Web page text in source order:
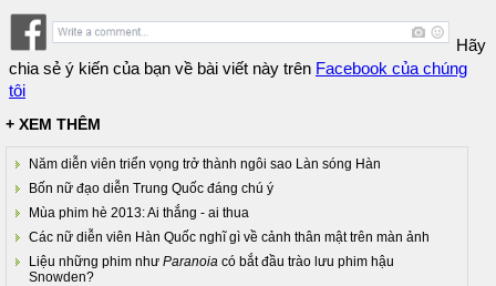
Hãy
chia sẻ ý kiến của bạn về bài viết này trên Facebook của chúng
tôi
+ XEM THÊM
Năm diễn viên triển vọng trở thành ngôi sao Làn sóng Hàn
Bốn nữ đạo diễn Trung Quốc đáng chú ý
Mùa phim hè 2013: Ai thắng - ai thua
Các nữ diễn viên Hàn Quốc nghĩ gì về cảnh thân mật trên màn ảnh
Liệu những phim như Paranoia có bắt đầu trào lưu phim hậu
Snowden?